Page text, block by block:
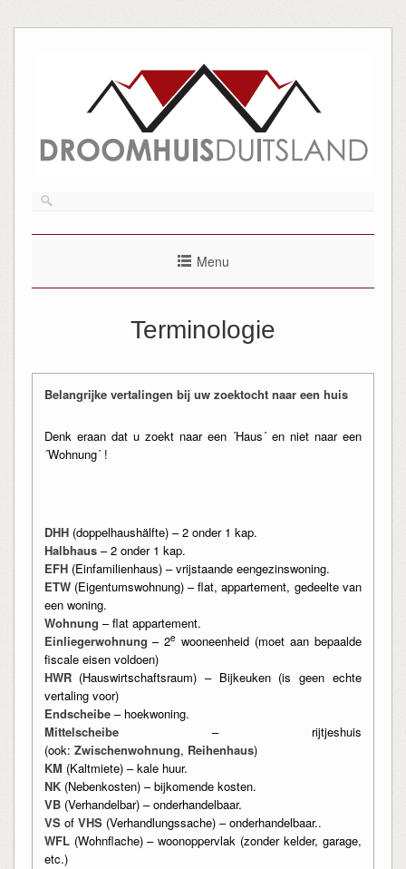
Menu
Terminologie
Belangrijke vertalingen bij uw zoektocht naar een huis
Denk eraan dat u zoekt naar een ´Haus´ en niet naar een
´Wohnung´ !
DHH(doppelhaushälfte) – 2 onder 1 kap.
Halbhaus– 2 onder 1 kap.
EFH(Einfamilienhaus) – vrijstaande eengezinswoning.
ETW(Eigentumswohnung) – flat, appartement, gedeelte van
een woning.
Wohnung – flat appartement.
Einliegerwohnung – 2ewooneenheid (moet aan bepaalde
fiscale eisen voldoen)
HWR(Hauswirtschaftsraum) – Bijkeuken (is geen echte
vertaling voor)
Endscheibe– hoekwoning.
Mittelscheibe– rijtjeshuis
(ook: Zwischenwohnung, Reihenhaus)
KM (Kaltmiete) – kale huur.
NK(Nebenkosten) – bijkomende kosten.
VB(Verhandelbar) – onderhandelbaar.
VSof VHS(Verhandlungssache) – onderhandelbaar..
WFL(Wohnflache) – woonoppervlak (zonder kelder, garage,
etc.)